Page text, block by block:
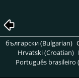
български (Bulgarian)
Hrvatski (Croatian)
Português brasileiro